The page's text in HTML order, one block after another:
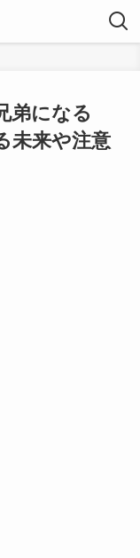
弟になる
未来や注意